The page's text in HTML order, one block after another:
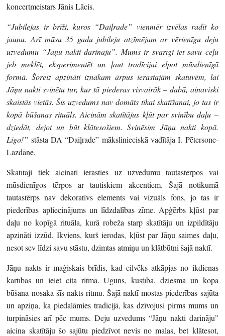
koncertmeistars Jānis Lācis.
“Jubilejas ir brīži, kuros “Daiļrade” vienmēr izvēlas radīt ko
jaunu. Arī mūsu 35 gadu jubileju atzīmējam ar vērienīgu deju
uzvedumu “Jāņu nakti darināju”. Mums ir svarīgi iet savu ceļu
jeb meklēt, eksperimentēt un ļaut tradīcijai elpot mūsdienīgā
formā. Šoreiz apzināti iznākam ārpus ierastajām skatuvēm, lai
Jāņu nakti svinētu tur, kur tā piederas visvairāk – dabā, ainaviski
skaistās vietās. Šis uzvedums nav domāts tikai skatīšanai, jo tas ir
kopā būšanas rituāls. Aicinām skatītājus kļūt par svinību daļu –
dziedāt, dejot un būt klātesošiem. Svinēsim Jāņu nakti kopā.
Līgo!” stāsta DA “Daiļrade” mākslinieciskā vadītāja I. Pētersone-
Lazdāne.
Skatītāji tiek aicināti ierasties uz uzvedumu tautastērpos vai
mūsdienīgos tērpos ar tautiskiem akcentiem. Šajā notikumā
tautastērps nav dekoratīvs elements vai vizuāls fons, jo tas ir
piederības apliecinājums un līdzdalības zīme. Apģērbs kļūst par
daļu no kopīgā rituāla, kurā robeža starp skatītāju un izpildītāju
apzināti izzūd. Ikviens, kurš ierodas, kļūst par Jāņu saimes daļu,
nesot sev līdzi savu stāstu, dzimtas atmiņu un klātbūtni šajā naktī.
Jāņu nakts ir maģiskais brīdis, kad cilvēks atkāpjas no ikdienas
kārtības un ieiet citā ritmā. Uguns, kustība, dziesma un kopā
būšana nosaka šīs nakts ritmu. Šajā naktī mostas piederības sajūta
un apziņa, ka piedalāmies tradīcijā, kas dzīvojusi pirms mums un
turpināsies arī pēc mums. Deju uzvedums “Jāņu nakti darināju”
aicina skatītāju šo sajūtu piedzīvot nevis no malas, bet klātesot,